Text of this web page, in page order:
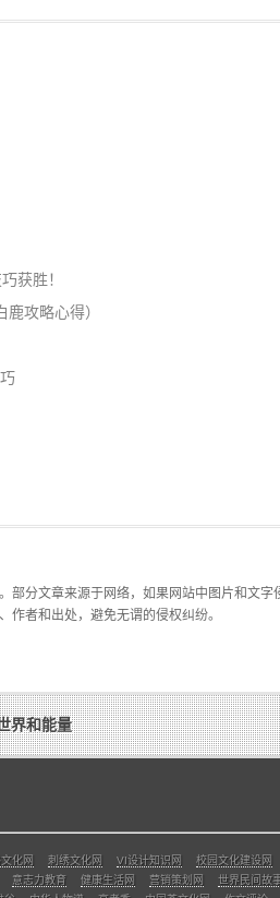
获胜！
攻略心得）
部分文章来源于网络，如果网站中图片和文字
者和出处，避免无谓的侵权纠纷。
界和能量
化网 刺绣文化网 VI设计知识网 校园文化建设网
意志力教育 健康生活网 营销策划网 世界民间故